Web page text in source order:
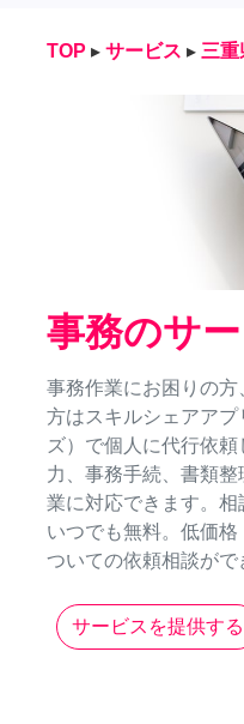
TOP ▸ サービス ▸ 三重
事務のサ
事務作業にお困りの
方はスキルシェアア
ズ）で個人に代行依
力、事務手続、書類
業に対応できます。
いつでも無料。低価
ついての依頼相談がで
サービスを提供する